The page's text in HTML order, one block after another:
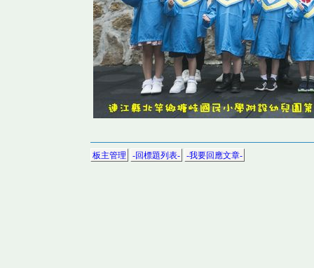
板主管理 -回標題列表- -我要回應文章-